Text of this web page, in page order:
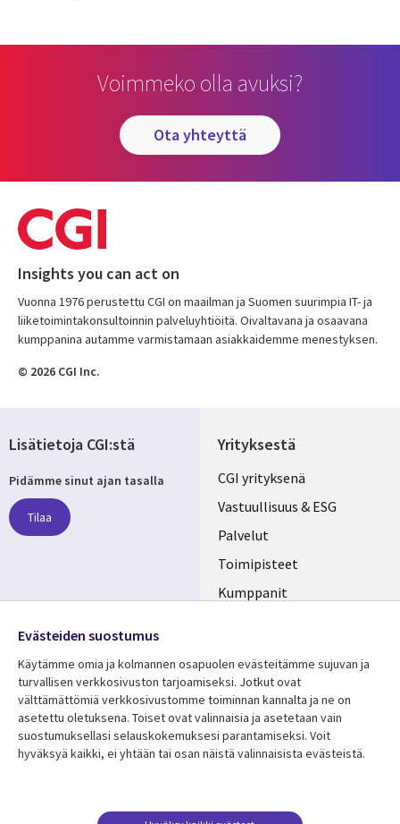
Voimmeko olla avuksi?
ota yhteyttä
Insights you can act on
Vuonna 1976 perustettu CGI on maailman ja Suomen suurimpia IT- ja
liiketoimintakonsultoinnin palveluyhtiöitä. Oivaltavana ja osaavana
kumppanina autamme varmistamaan asiakkaidemme menestyksen.
© 2026 CGI Inc.
Yrityksestä
Useful
links
FINLAND
CGI yrityksenä
Vastuullisuus & ESG
Palvelut
Toimipisteet
Kumppanit
Resurssikeskus
Library
Asiakastarinat
Lisätietoa
Legal
Tietosuoja
Käyttöehdot
Lisätietoja CGI:stä
Pidämme sinut ajan tasalla
Tilaa
Media
FINLAND
Evästeiden suostumus
Käytämme omia ja kolmannen osapuolen evästeitämme sujuvan ja
turvallisen verkkosivuston tarjoamiseksi. Jotkut ovat
välttämättömiä verkkosivustomme toiminnan kannalta ja ne on
asetettu oletuksena. Toiset ovat valinnaisia ​​ja asetetaan vain
suostumuksellasi selauskokemuksesi parantamiseksi. Voit
hyväksyä kaikki, ei yhtään tai osan näistä valinnaisista evästeistä.